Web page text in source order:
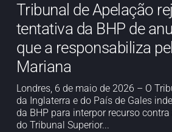
Tribunal de Apelação
tentativa da BHP de
que a responsabiliza
Mariana
Londres, 6 de maio de 2026 – O
da Inglaterra e do País de Gales
da BHP para interpor recurso
do Tribunal Superior...